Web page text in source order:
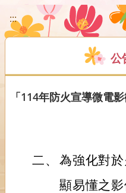
:::
公
「114年防火宣導微電
二、 為強化對
顯易懂之